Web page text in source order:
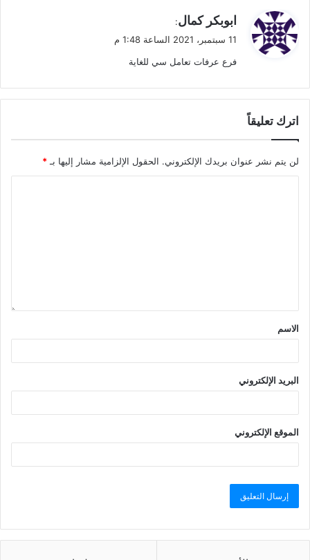
ي
ل
ابوبكر كمال:
11 سبتمبر، 2021 الساعة 1:48 م
فرع عرفات تعامل سي للغاية
اترك تعليقاً
لن يتم نشر عنوان بريدك الإلكتروني. الحقول الإلزامية مشار إليها بـ *
الاسم
البريد الإلكتروني
الموقع الإلكتروني